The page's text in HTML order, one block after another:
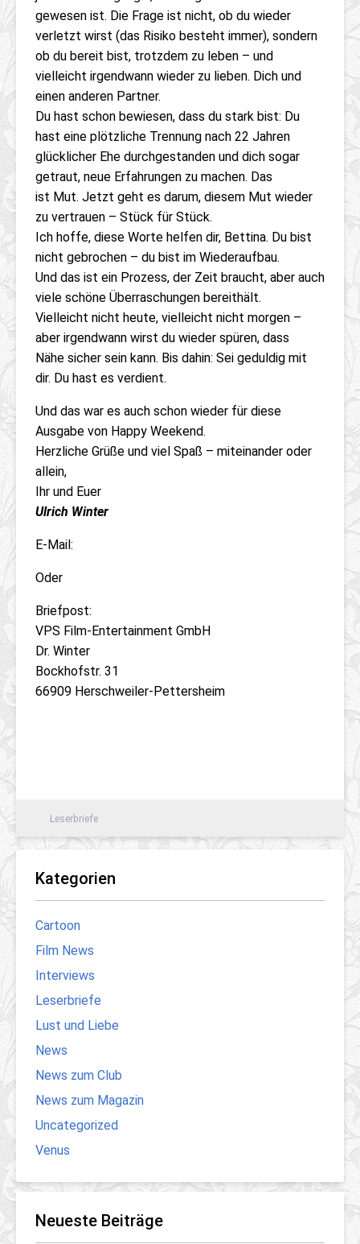
gewesen ist. Die Frage ist nicht, ob du wieder
verletzt wirst (das Risiko besteht immer), sondern
ob du bereit bist, trotzdem zu leben – und
vielleicht irgendwann wieder zu lieben. Dich und
einen anderen Partner.
Du hast schon bewiesen, dass du stark bist: Du
hast eine plötzliche Trennung nach 22 Jahren
glücklicher Ehe durchgestanden und dich sogar
getraut, neue Erfahrungen zu machen. Das
ist Mut. Jetzt geht es darum, diesem Mut wieder
zu vertrauen – Stück für Stück.
Ich hoffe, diese Worte helfen dir, Bettina. Du bist
nicht gebrochen – du bist im Wiederaufbau.
Und das ist ein Prozess, der Zeit braucht, aber auch
viele schöne Überraschungen bereithält.
Vielleicht nicht heute, vielleicht nicht morgen –
aber irgendwann wirst du wieder spüren, dass
Nähe sicher sein kann. Bis dahin: Sei geduldig mit
dir. Du hast es verdient.
Und das war es auch schon wieder für diese
Ausgabe von Happy Weekend.
Herzliche Grüße und viel Spaß – miteinander oder
allein,
Ihr und Euer
Ulrich Winter
E-Mail:
Oder
Briefpost:
VPS Film-Entertainment GmbH
Dr. Winter
Bockhofstr. 31
66909 Herschweiler-Pettersheim
Leserbriefe
Kategorien
Cartoon
Film News
Interviews
Leserbriefe
Lust und Liebe
News
News zum Club
News zum Magazin
Uncategorized
Venus
Neueste Beiträge